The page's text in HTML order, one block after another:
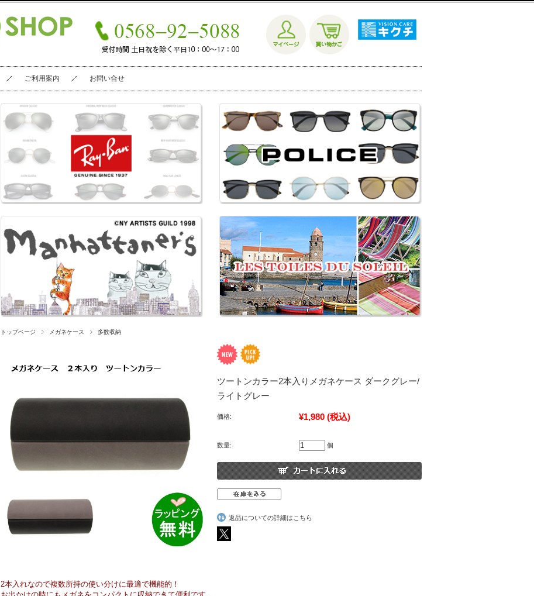
ご利用案内 お問い合せ
トップページ メガネケース 多数収納
ツートンカラー2本入りメガネケース ダークグレー/
ライトグレー
価格: ¥1,980 (税込)
数量: 個
返品についての詳細はこちら
2本入れなので複数所持の使い分けに最適で機能的！